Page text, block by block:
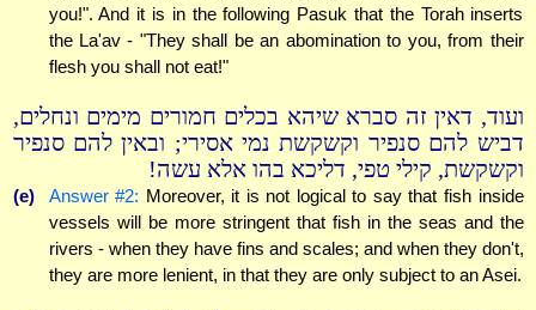
you!". And it is in the following Pasuk that the Torah inserts
the La'av - "They shall be an abomination to you, from their
flesh you shall not eat!"
ועוד, דאין זה סברא שיהא בכלים חמורים מימים ונחלים,
דביש להם סנפיר וקשקשת נמי אסירי; ובאין להם סנפיר
וקשקשת, קילי טפי, דליכא בהו אלא עשה!
(e) Answer #2: Moreover, it is not logical to say that fish inside
vessels will be more stringent that fish in the seas and the
rivers - when they have fins and scales; and when they don't,
they are more lenient, in that they are only subject to an Asei.